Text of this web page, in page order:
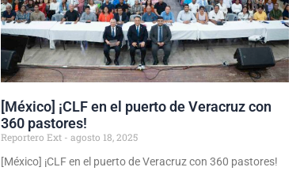
[México] ¡CLF en el puerto de Veracruz con
360 pastores!
Reportero Ext
agosto 18, 2025
[México] ¡CLF en el puerto de Veracruz con 360 pastores!